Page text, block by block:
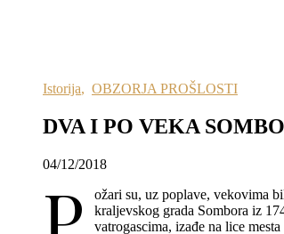
Istorija, OBZORJA PROŠLOSTI
DVA I PO VEKA
04/12/2018
ožari su, uz poplave, vekovima
kraljevskog grada Sombora iz
vatrogascima, izađe na lice